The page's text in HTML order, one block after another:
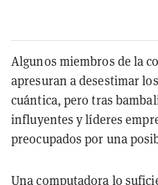
Algunos miembros de la
apresuran a desestimar
cuántica, pero tras
influyentes y líderes
preocupados por una
Una computadora lo